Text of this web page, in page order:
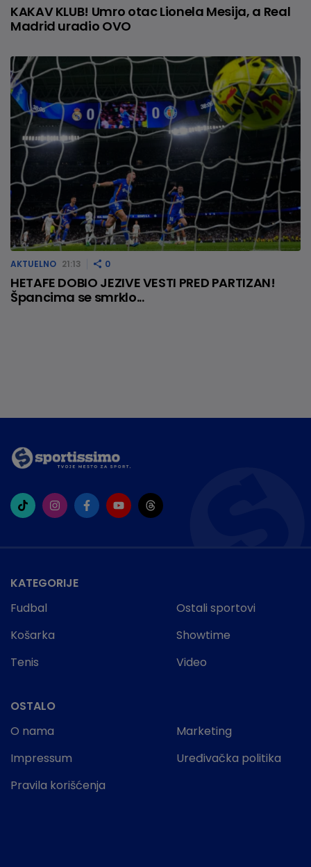
KAKAV KLUB! Umro otac Lionela Mesija, a Real
Madrid uradio OVO
AKTUELNO 21:13 0
HETAFE DOBIO JEZIVE VESTI PRED PARTIZAN!
Špancima se smrklo...
KATEGORIJE
Fudbal
Košarka
Tenis
Ostali sportovi
Showtime
Video
OSTALO
O nama
Impressum
Pravila korišćenja
Marketing
Uređivačka politika